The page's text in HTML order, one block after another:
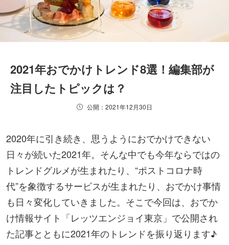
2021年おでかけトレンド8選！編集部が
注目したトピックは？
公開：2021年12月30日
2020年に引き続き、思うようにおでかけできない
日々が続いた2021年。そんな中でも今年ならではの
トレンドグルメが生まれたり、“ポストコロナ時
代”を象徴するサービスが生まれたり、おでかけ事情
も日々変化していきました。そこで今回は、おでか
け情報サイト「レッツエンジョイ東京」で公開され
た記事とともに2021年のトレンドを振り返ります♪